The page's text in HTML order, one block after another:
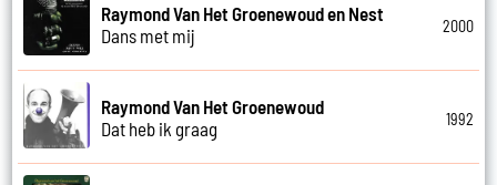
Raymond Van Het Groenewoud en Nest
Dans met mij
2000
Raymond Van Het Groenewoud
Dat heb ik graag
1992